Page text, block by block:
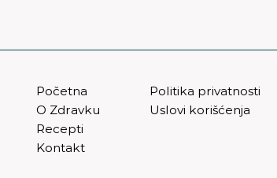
Početna
O Zdravku
Recepti
Kontakt
Politika privatnosti
Uslovi korišćenja